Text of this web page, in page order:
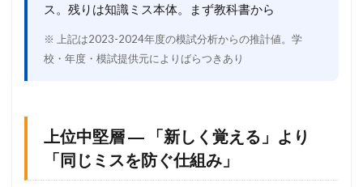
ス。残りは知識ミス本体。まず教科書から
※ 上記は2023-2024年度の模試分析からの推計値。学
校・年度・模試提供元によりばらつきあり
上位中堅層 ― 「新しく覚える」より
「同じミスを防ぐ仕組み」